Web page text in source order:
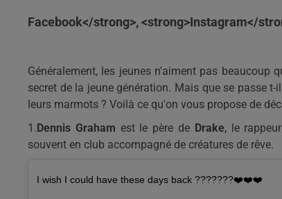
Facebook</strong>, <strong>Instagram</
Généralement, les jeunes n'aiment pas beaucoup
secret de la jeune génération. Mais que se passe
leurs marmots ? Voilà ce qu'on vous propose de
1.Dennis Graham est le père de Drake, le
souvent en club accompagné de créatures de rêve.
I wish I could have these days back ???????❤️❤️❤️